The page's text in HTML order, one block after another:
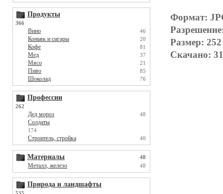
Продукты
366
Вино 46
Коньяк и сигары 20
Кофе 81
Мед 37
Мясо 21
Пиво 85
Шоколад 76
Профессии
262
Дед мороз 48
Солдаты
174
Строитель, стройка 40
Материалы 48
Металл, железо 48
Природа и ландшафты
535
Формат:
Размер:
Скачано: